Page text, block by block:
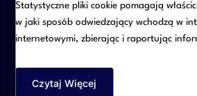
spornych.
Statystyczne pliki cookie pomagają
w jaki sposób odwiedzający wchodzą w
internetowymi, zbierając i raportując
Czytaj Więcej